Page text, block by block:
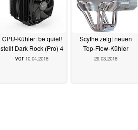
CPU-Kühler: be quiet!
stellt Dark Rock (Pro) 4
vor 10.04.2018
Scythe zeigt neuen
Top-Flow-Kühler
29.03.2018